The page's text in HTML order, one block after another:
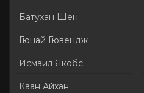
Батухан Шен
Гюнай Гювендж
Исмаил Якобс
Каан Айхан